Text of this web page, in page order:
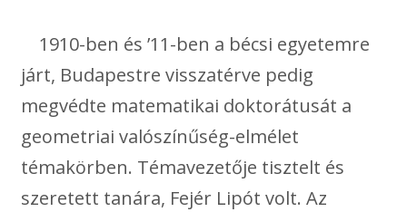
1910-ben és ’11-ben a bécsi egyetemre
járt, Budapestre visszatérve pedig
megvédte matematikai doktorátusát a
geometriai valószínűség-elmélet
témakörben. Témavezetője tisztelt és
szeretett tanára, Fejér Lipót volt. Az